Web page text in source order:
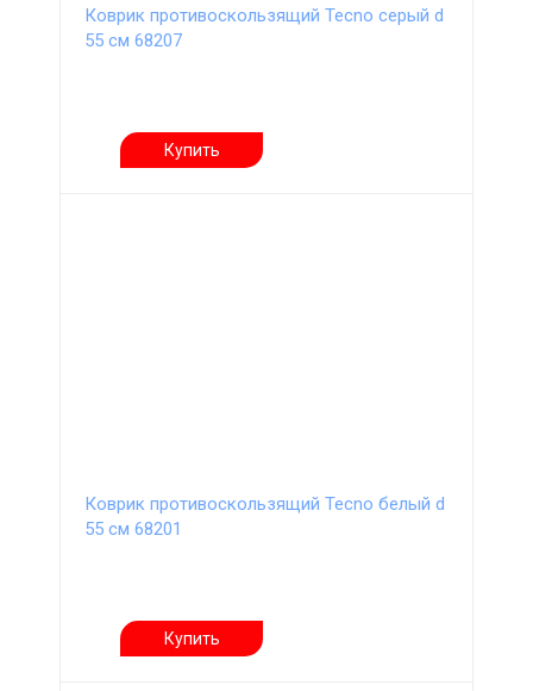
Коврик противоскользящий Tecno серый d
55 см 68207
Купить
Коврик противоскользящий Tecno белый d
55 см 68201
Купить